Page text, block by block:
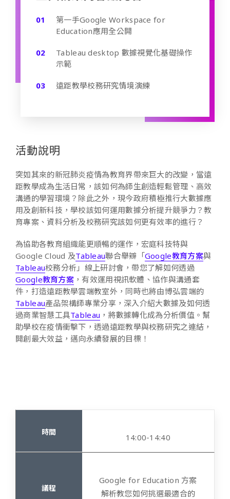
第一手Google Workspace for
Education應用全公開
Tableau desktop 數據視覺化基礎操作
示範
遠距教學校務研究情境演練
活動說明
突如其來的新冠肺炎疫情為教育界帶來巨大的改變，當遠
距教學成為生活日常，該如何為師生創造輕鬆管理、高效
溝通的學習環境？除此之外，現今政府積極推行大數據應
用及創新科技，學校該如何運用數據分析提升競爭力？教
育專案、資料分析及校務研究該如何更有效率的進行？
為協助各教育組織能更順暢的運作，宏庭科技特與
Google Cloud 及Tableau聯合舉辧「Google教育方案與
Tableau校務分析」線上研討會，帶您了解如何透過
Google教育方案 ，有效運用視訊軟體、協作與溝通套
件，打造遠距教學雲端教室外，同時也將由博弘雲端的
Tableau產品架構師專業分享，深入介紹大數據及如何透
過商業智慧工具Tableau ，將數據轉化成為分析價值。幫
助學校在疫情衝擊下，透過遠距教學與校務研究之連結，
開創最大效益，邁向永續發展的目標！
14:00-14:40
Google for Education 方案
解析教您如何挑選最適合的